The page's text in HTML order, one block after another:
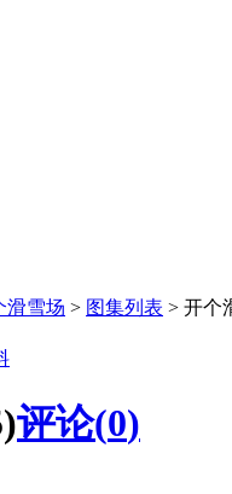
滑雪场 > 图集列表 > 开个
评论(0)